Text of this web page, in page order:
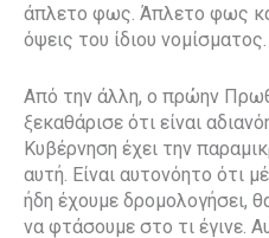
άπλετο φως. Άπλετο φως
όψεις του ίδιου νομίσματος.
Από την άλλη, ο πρώην
ξεκαθάρισε ότι είναι
Κυβέρνηση έχει την
αυτή. Είναι αυτονόητο ότι
ήδη έχουμε δρομολογήσει,
να φτάσουμε στο τι έγινε.